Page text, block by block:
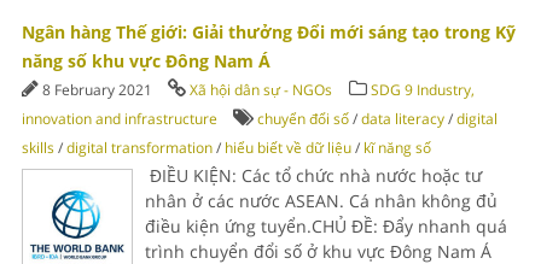
Ngân hàng Thế giới: Giải thưởng Đổi mới sáng tạo trong Kỹ
năng số khu vực Đông Nam Á
8 February 2021 Xã hội dân sự - NGOs
SDG 9 Industry,
innovation and infrastructure
chuyển đổi số/data literacy/digital
skills/digital transformation/ hiểu biết về dữ liệu/ kĩ năng số
ĐIỀU KIỆN: Các tổ chức nhà nước hoặc tư
nhân ở các nước ASEAN. Cá nhân không đủ
điều kiện ứng tuyển.CHỦ ĐỀ: Đẩy nhanh quá
trình chuyển đổi số ở khu vực Đông Nam Á